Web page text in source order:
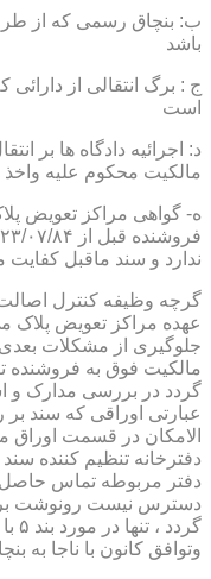
ب: بنچاق رسمی که از
باشد
ج : برگ انتقالی از
است
د: اجرائیه دادگاه ها بر
مالکیت محکوم علیه واخذ
ه- گواهی مراکز تعویض
ندارد و سند ماقبل کفایت
عهده مراکز تعویض پلاک
جلوگیری از مشکلات
مالکیت فوق به فروشنده
گردد در بررسی مدارک و
عبارتی اوراقی که سند بر
الامکان در قسمت
دفترخانه تنظیم کننده
دفتر مربوطه تماس
دسترس نیست رونوشت
وتوافق کانون با ناجا به